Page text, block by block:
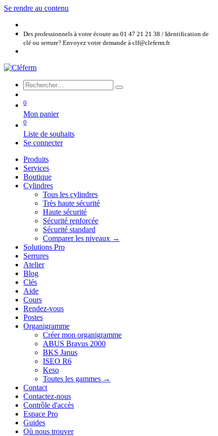
Se rendre au contenu
Des professionnels à votre écoute au 01 47 21 21 38 / Identification de
clé ou serrure? Envoyez votre demande à clf@cleferm.fr
0
Mon panier
0
Liste de souhaits
Se connecter
Produits
Services
Boutique
Cylindres
Tous les cylindres
Très haute sécurité
Haute sécurité
Sécurité renforcée
Sécurité standard
Comparer les niveaux →
Solutions Pro
Serrures
Atelier
Blog
Clés
Aide
Cours
Rendez-vous
Postes
Organigramme
Créer mon organigramme
ABUS Bravus 2000
BKS Janus
ISEO R6
Keso
Toutes les gammes →
Contact
Contactez-nous
Contrôle d'accès
Espace Pro
Guides
Où nous trouver